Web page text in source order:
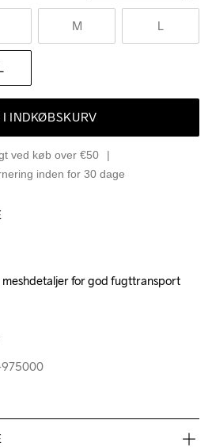
M L
INDKØBSKURV
ved køb over €50
inden for 30 dage
for god fugttransport
975000
for god fugttransport
975000